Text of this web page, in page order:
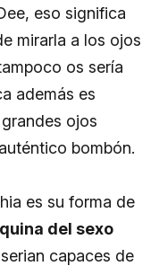
eso significa
mirarla a los ojos
os sería
además es
ojos
bombón.
es su forma de
del sexo
capaces de